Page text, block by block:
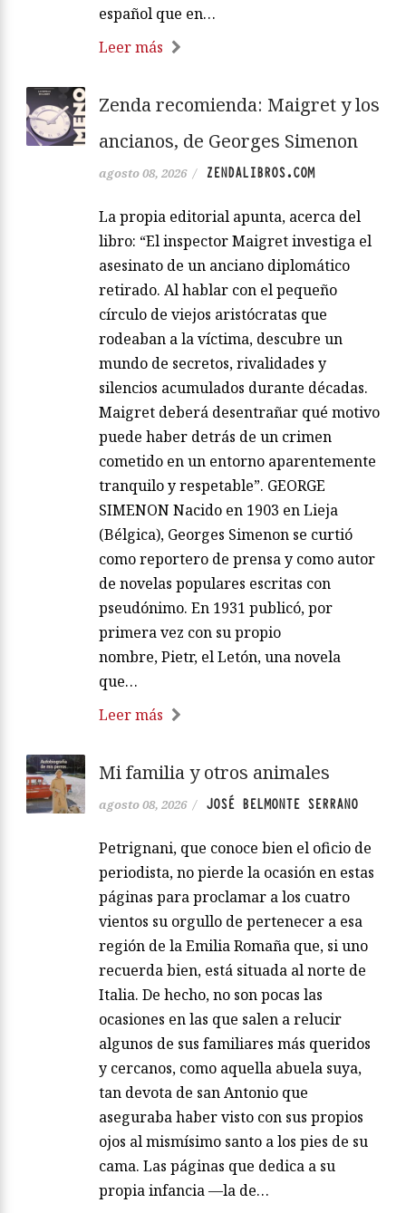
español que en…
Leer más
Zenda recomienda: Maigret y los
ancianos, de Georges Simenon
agosto 08, 2026 / ZENDALIBROS.COM
La propia editorial apunta, acerca del
libro: “El inspector Maigret investiga el
asesinato de un anciano diplomático
retirado. Al hablar con el pequeño
círculo de viejos aristócratas que
rodeaban a la víctima, descubre un
mundo de secretos, rivalidades y
silencios acumulados durante décadas.
Maigret deberá desentrañar qué motivo
puede haber detrás de un crimen
cometido en un entorno aparentemente
tranquilo y respetable”. GEORGE
SIMENON Nacido en 1903 en Lieja
(Bélgica), Georges Simenon se curtió
como reportero de prensa y como autor
de novelas populares escritas con
pseudónimo. En 1931 publicó, por
primera vez con su propio
nombre, Pietr, el Letón, una novela
que…
Leer más
Mi familia y otros animales
agosto 08, 2026 / JOSÉ BELMONTE SERRANO
Petrignani, que conoce bien el oficio de
periodista, no pierde la ocasión en estas
páginas para proclamar a los cuatro
vientos su orgullo de pertenecer a esa
región de la Emilia Romaña que, si uno
recuerda bien, está situada al norte de
Italia. De hecho, no son pocas las
ocasiones en las que salen a relucir
algunos de sus familiares más queridos
y cercanos, como aquella abuela suya,
tan devota de san Antonio que
aseguraba haber visto con sus propios
ojos al mismísimo santo a los pies de su
cama. Las páginas que dedica a su
propia infancia —la de…